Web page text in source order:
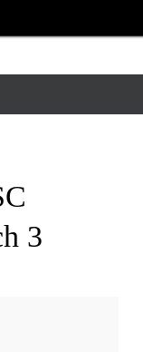
3